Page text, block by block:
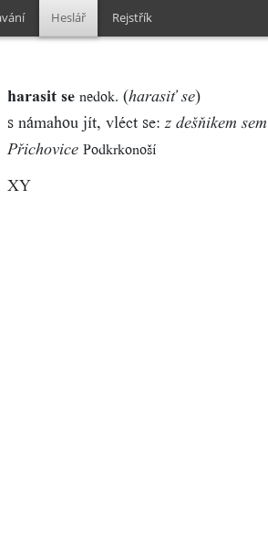
Heslář Rejstřík
harasit se nedok. (harasiť se)
s námahou jít, vléct se:z dešňikem
Přichovice Podkrkonoší
XY